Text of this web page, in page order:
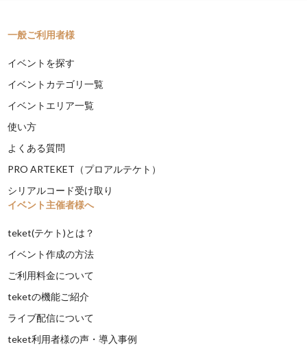
一般ご利用者様
イベントを探す
イベントカテゴリ一覧
イベントエリア一覧
使い方
よくある質問
PRO ARTEKET（プロアルテケト）
シリアルコード受け取り
イベント主催者様へ
teket(テケト)とは？
イベント作成の方法
ご利用料金について
teketの機能ご紹介
ライブ配信について
teket利用者様の声・導入事例